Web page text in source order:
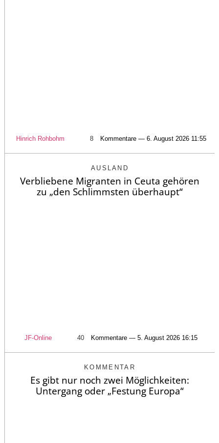
Hinrich Rohbohm 8 Kommentare — 6. August 2026 11:55
AUSLAND
Verbliebene Migranten in Ceuta gehören
zu „den Schlimmsten überhaupt“
JF-Online 40 Kommentare — 5. August 2026 16:15
KOMMENTAR
Es gibt nur noch zwei Möglichkeiten:
Untergang oder „Festung Europa“